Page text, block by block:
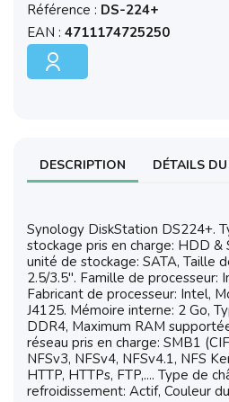
Référence : DS-224+
EAN : 4711174725250
DESCRIPTION DÉTAILS
Synology DiskStation DS224+.
stockage pris en charge: HDD &
unité de stockage: SATA, Taille
2.5/3.5". Famille de processeur:
Fabricant de processeur: Intel,
J4125. Mémoire interne: 2 Go,
DDR4, Maximum RAM
réseau pris en charge: SMB1
NFSv3, NFSv4, NFSv4.1, NFS
HTTP, HTTPs, FTP,.... Type de
refroidissement: Actif, Couleur